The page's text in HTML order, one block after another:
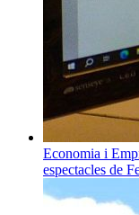
Economia i
espectacles de